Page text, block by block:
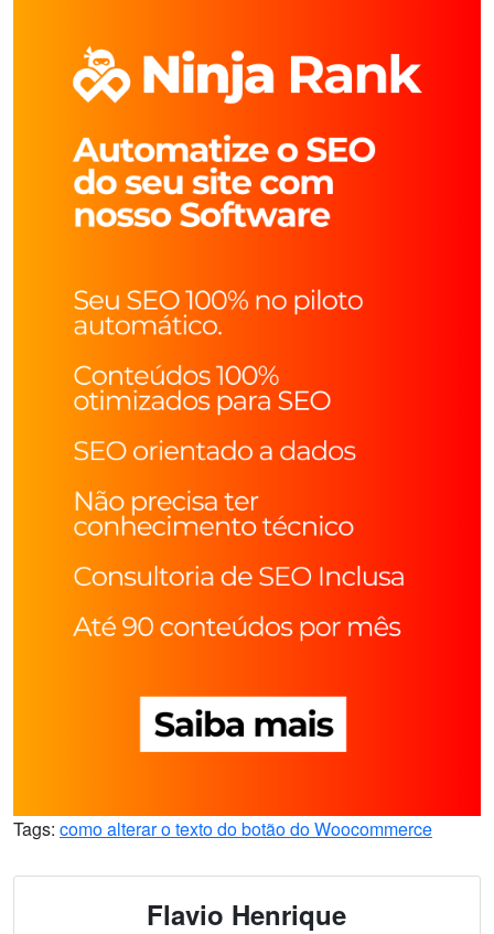
Tags: como alterar o texto do botão do Woocommerce
Flavio Henrique